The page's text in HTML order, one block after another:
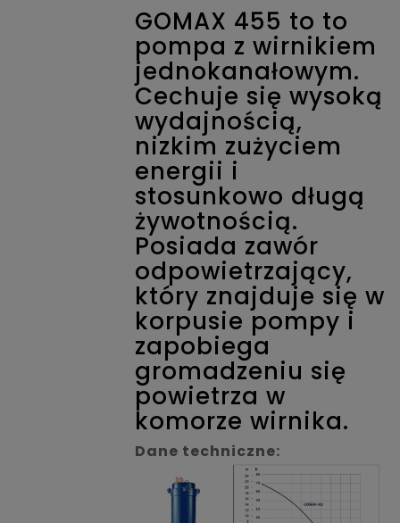
GOMAX 455 to to
pompa z wirnikiem
jednokanałowym.
Cechuje się wysoką
wydajnością,
nizkim zużyciem
energii i
stosunkowo długą
żywotnością.
Posiada zawór
odpowietrzający,
który znajduje się w
korpusie pompy i
zapobiega
gromadzeniu się
powietrza w
komorze wirnika.
Dane techniczne: